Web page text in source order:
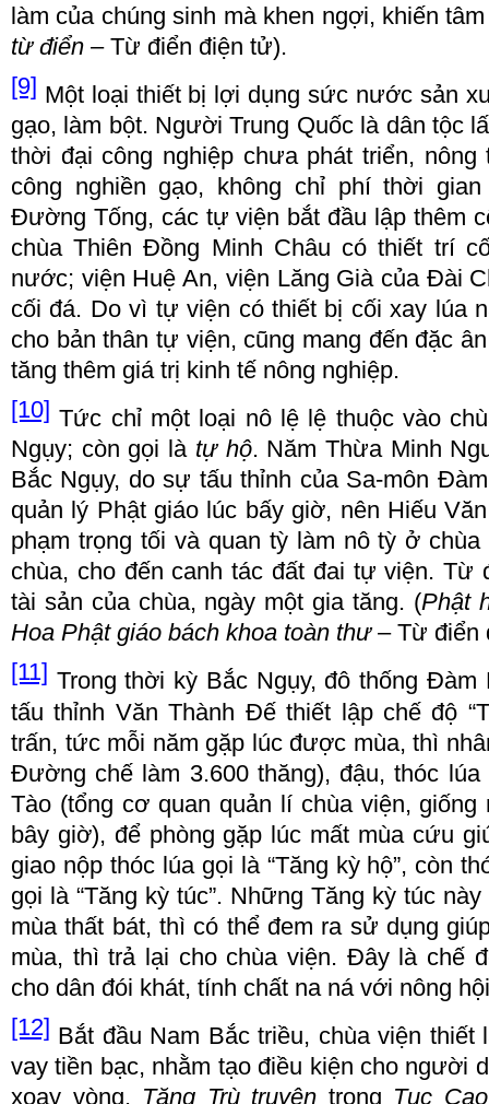
làm của chúng sinh màkhen ngợi, khiến
từ điển – Từ điển điện tử).
[9] Một loại thiết bị lợi dụng sức nước sản
gạo, làm bột. Người Trung Quốc là dân tộc lấ
thời đại công nghiệp chưa phát triển,
công nghiền gạo, không chỉ phíthời
Đường Tống, các tự viện bắt đầu lập thêm
chùa ThiênĐồng Minh Châu có thiết tríc
nước; viện Huệ An, viện Lăng Già của Đài
cối đá. Do vì tự viện cóthiết bị cối xay lúa n
cho bản thân tự viện, cũng mang đến đặc
tăng thêm giá trị kinh tế nông nghiệp.
[10] Tức chỉmột loại nô l ệ ệ thuộc vào chù
Ngụy; còn gọi l à tựhộ. Năm Thừa Minh
Bắc Ngụy, do sự tấu thỉnh của Sa-môn Đà
quản lý Phật giáo l úc bấy giờ, nên Hiếu Vă
phạm trọng tối vàquan tỳl àm nô tỳ ở chùa
chùa, cho đến canh tác đất đai tự viện. Từ
tài sản của chùa, ngày một gia tăng. (Phật
Hoa Phật giáo bách khoa toàn thư– Từ điển
[11] Trong thời kỳ Bắc Ngụy, đô thống Đàm
tấu thỉnh Văn Thành Đếthiết lập chế độ “T
trấn, tức mỗi năm gặp lúc được mùa, thì
Đường chế làm 3.600 thăng), đậu,thóc lúa
Tào (tổng cơquan quản líchùa viện, giống
bây giờ), đểphòng gặp lúc mất mùa cứu gi
giao nộp thóc lúa gọi là “Tăng kỳhộ”, còn th
gọi là “Tăng kỳ túc”. Những Tăng kỳ túc này
mùa thất bát, thì có thể đem ra sử dụng giú
mùa, thì trả lại cho chùa viện. Đây là chế
cho dân đói khát, tính chất na ná với nông hộ
[12] Bắt đầu Nam Bắc triều, chùa viện thiết l
vay tiền bạc, nhằm tạo điều kiện cho người
xoay vòng. Tăng Trùtruyện trong Tục